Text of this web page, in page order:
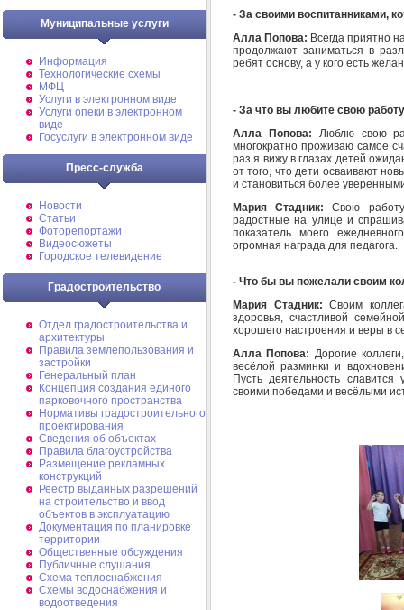
Муниципальные услуги
Информация
Технологические схемы
МФЦ
Услуги в электронном виде
Услуги опеки в электронном
виде
Госуслуги в электронном виде
Пресс-служба
Новости
Статьи
Фоторепортажи
Видеосюжеты
Городское телевидение
Градостроительство
Отдел градостроительства и
архитектуры
Правила землепользования и
застройки
Генеральный план
Концепция создания единого
парковочного пространства
Нормативы градостроительного
проектирования
Сведения об объектах
Правила благоустройства
Размещение рекламных
конструкций
Реестр выданных разрешений
на строительство и ввод
объектов в эксплуатацию
Документация по планировке
территории
Общественные обсуждения
Публичные слушания
Схема теплоснабжения
Схемы водоснабжения и
водоотведения
- За своими воспитанниками,
Алла Попова: Всегда приятно
продолжают заниматься в
ребят основу, а у кого есть
- За что вы любите свою
Алла Попова: Люблю свою
многократно проживаю самое
раз я вижу в глазах детей
от того, что дети осваивают
и становиться более
Мария Стадник:Свою
радостные на улице и
показатель моего
огромная награда для педагога.
- Что бы вы пожелали своим
Мария Стадник:Своим
здоровья, счастливой
хорошего настроения и веры в
Алла Попова: Дорогие
весёлой разминки и
Пусть деятельность
своими победами и весёлыми